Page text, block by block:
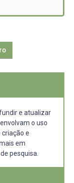
e atualizar
o uso
e
em
pesquisa.